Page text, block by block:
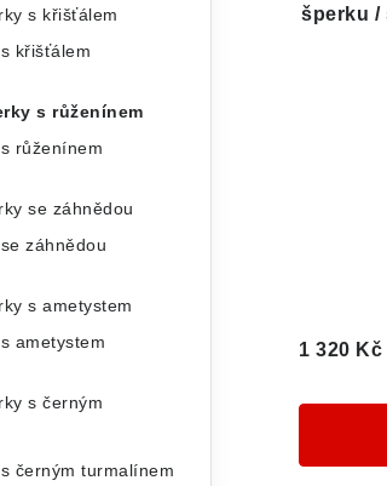
s křišťálem
křišťálem
s růženínem
růženínem
se záhnědou
záhnědou
s ametystem
ametystem
s černým
černým turmalínem
šperku /
1 320 Kč